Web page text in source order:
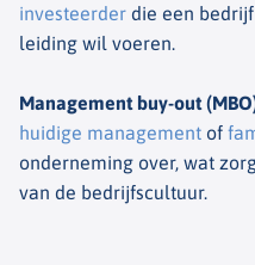
investeerder die een
leiding wil voeren.
Management buy-out
huidige management of
onderneming over, wat
van de bedrijfscultuur.